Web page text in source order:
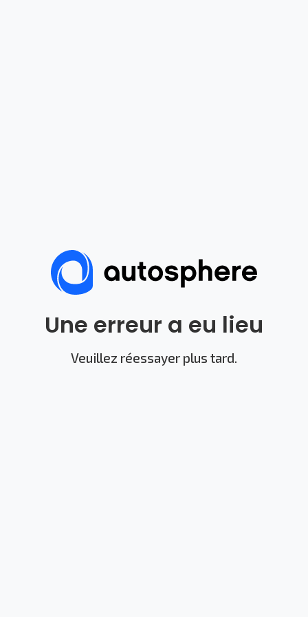
Une erreur a eu lieu
Veuillez réessayer plus tard.